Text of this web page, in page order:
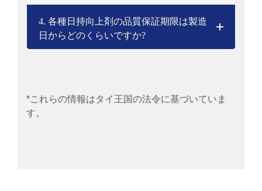
4. 各種日持向上剤の品質保証期限は製造
日からどのくらいですか?
*これらの情報はタイ王国の法令に基づいていま
す。